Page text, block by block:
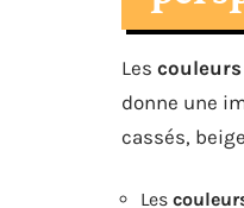
Les
donne une
cassés,
Les